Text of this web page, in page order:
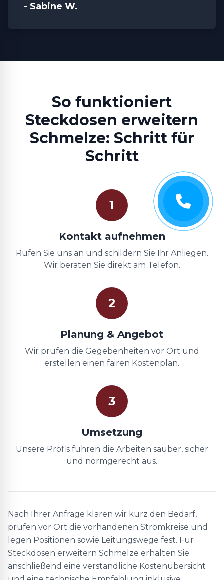
- Sabine W.
So funktioniert
Steckdosen erweitern
Schmelze: Schritt für
Schritt
1
Kontakt aufnehmen
Rufen Sie uns an und schildern Sie Ihr Anliegen.
Wir beraten Sie direkt am Telefon.
2
Planung & Angebot
Wir prüfen die Gegebenheiten vor Ort und
erstellen einen fairen Kostenplan.
3
Umsetzung
Unsere Profis führen die Arbeiten sauber, sicher
und normgerecht aus.
Nach Ihrer Anfrage klären wir kurz den Bedarf,
prüfen vor Ort die vorhandenen Stromkreise und
legen Positionen sowie Leitungswege fest. Für
Steckdosen erweitern Schmelze erhalten Sie
anschließend eine verständliche Kostenübersicht